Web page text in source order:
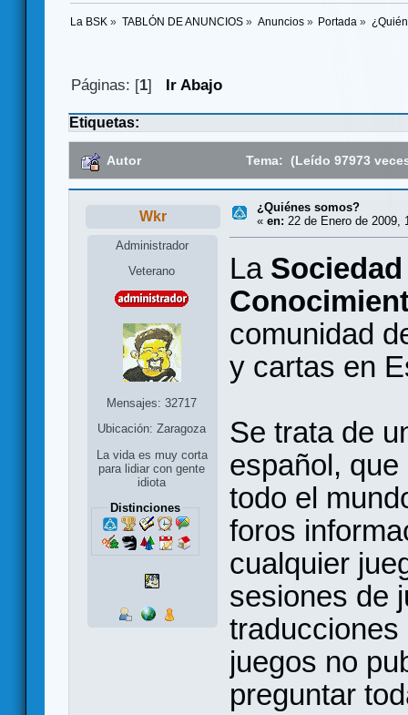
La BSK » TABLÓN DE ANUNCIOS» Anuncios» Portada »
Páginas: [1] Ir Abajo
Etiquetas:
Autor Tema: (Leído 97973
Wkr
Administrador
Veterano
Mensajes: 32717
Ubicación: Zaragoza
La vida es muy corta
para lidiar con gente
idiota
Distinciones
¿Quiénes somos?
« en: 22 de Enero de 2009,
La
comunidad
y cartas en
Se trata de
español,
todo el
foros
cualquier
sesiones de
juegos no
preguntar